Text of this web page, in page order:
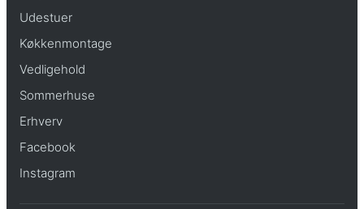
Udestuer
Køkkenmontage
Vedligehold
Sommerhuse
Erhverv
Facebook
Instagram